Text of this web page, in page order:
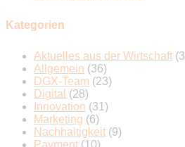
Kategorien
Aktuelles aus der Wirtschaft
Allgemein (36)
DGX-Team (23)
Digital (28)
Innovation (31)
Marketing (6)
Nachhaltigkeit (9)